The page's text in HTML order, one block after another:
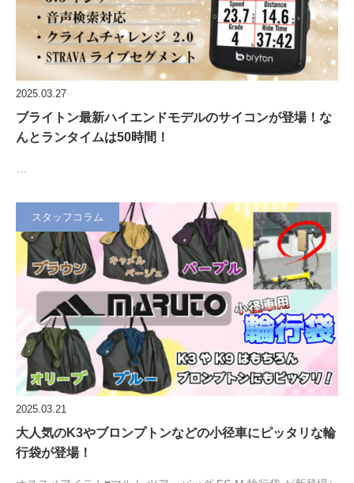
2025.03.27
ブライトン最新ハイエンドモデルのサイコンが登場！な
んとランタイムは50時間！
スタッフコラム
2025.03.21
大人気のK3やブロンプトンなどの小径車にピッタリな輪
行袋が登場！